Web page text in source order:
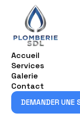
Accueil
Services
Galerie
Contact
DEMANDER UNE